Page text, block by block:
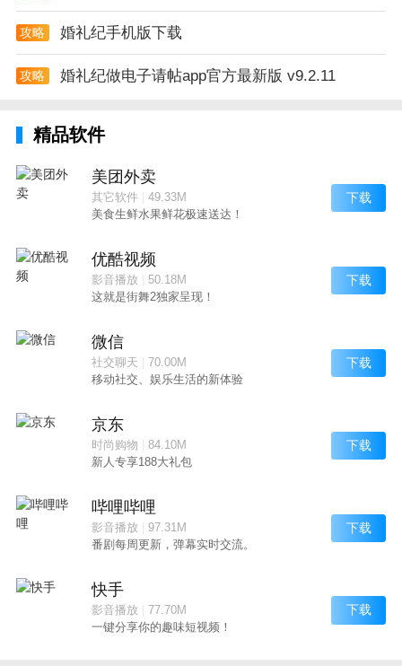
攻略 婚礼纪手机版下载
攻略 婚礼纪做电子请帖app官方最新版 v9.2.11
精品软件
美团外卖
其它软件| 49.33M
美食生鲜水果鲜花极速送达！
下载
优酷视频
影音播放
50.18M
这就是街舞2独家呈现！
下载
微信
社交聊天
70.00M
移动社交、娱乐生活的新体验
下载
京东
时尚购物
84.10M
新人专享188大礼包
下载
哔哩哔哩
影音播放
97.31M
番剧每周更新，弹幕实时交流。
下载
快手
影音播放
77.70M
一键分享你的趣味短视频！
下载